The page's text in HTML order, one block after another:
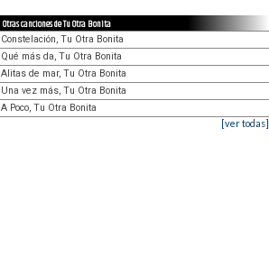
Otras canciones de Tu Otra Bonita
Constelación, Tu Otra Bonita
Qué más da, Tu Otra Bonita
Alitas de mar, Tu Otra Bonita
Una vez más, Tu Otra Bonita
A Poco, Tu Otra Bonita
[ver todas]